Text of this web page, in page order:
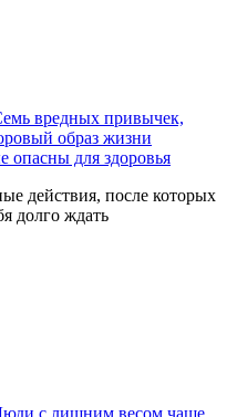
вредных привычек,
образ жизни
опасны для здоровья
действия, после которых
долго ждать